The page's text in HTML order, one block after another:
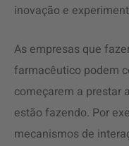
inovação e
As empresas que
farmacêutico podem
começarem a prestar
estão fazendo. Por
mecanismos de